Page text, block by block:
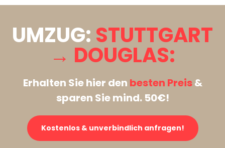
UMZUG: STUTTGART
→ DOUGLAS:
Erhalten Sie hier den besten Preis&
sparen Sie mind. 50€!
Kostenlos & unverbindlich anfragen!